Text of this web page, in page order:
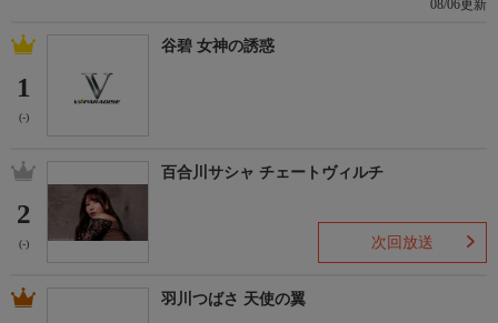
08/06更新
1
(-)
谷碧 女神の誘惑
2
(-)
百合川サシャ チェートヴィルチ
次回放送
羽川つばさ 天使の翼